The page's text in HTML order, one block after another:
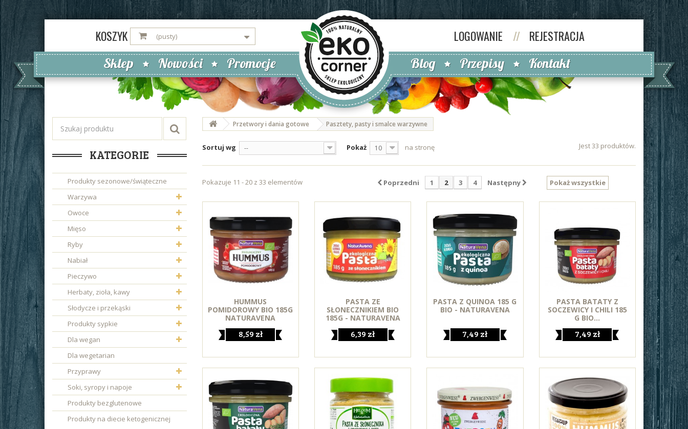
KOSZYK (pusty) LOGOWANIE // REJESTRACJA
Sklep Nowości Promocje Blog Przepisy Kontakt
KATEGORIE
Produkty sezonowe/świąteczne
Warzywa
Owoce
Mięso
Ryby
Nabiał
Pieczywo
Herbaty, zioła, kawy
Słodycze i przekąski
Produkty sypkie
Dla wegan
Dla wegetarian
Przyprawy
Soki, syropy i napoje
Produkty bezglutenowe
Produkty na diecie ketogenicznej
Przetwory i dania gotowe Pasztety, pasty i smalce warzywne
Sortuj wg -- Pokaż 10 na stronę Jest 33 produktów.
Pokaż wszystkie
Poprzedni 1 2 3 4 Następny
Pokazuje 11 - 20 z 33 elementów
HUMMUS
POMIDOROWY BIO 185G
NATURAVENA
8,59 zł
PASTA ZE
SŁONECZNIKIEM BIO
185G - NATURAVENA
6,39 zł
PASTA Z QUINOA 185 G
BIO - NATURAVENA
7,49 zł
PASTA BATATY Z
SOCZEWICY I CHILI 185
G BIO...
7,49 zł